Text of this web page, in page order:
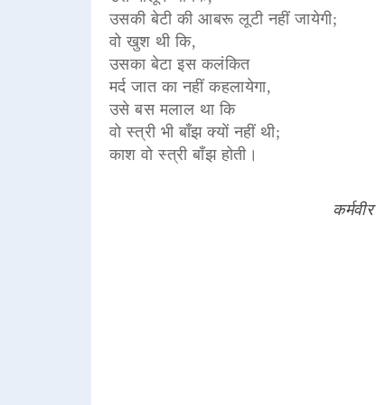
उसकी बेटी की आबरू लूटी नहीं जायेगी;
वो खुश थी कि,
उसका बेटा इस कलंकित
मर्द जात का नहीं कहलायेगा,
उसे बस मलाल था कि
वो स्त्री भी बाँझ क्यों नहीं थी;
काश वो स्त्री बाँझ होती।